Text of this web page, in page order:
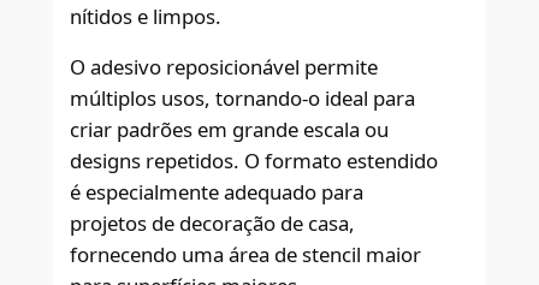
nítidos e limpos.
O adesivo reposicionável permite
múltiplos usos, tornando-o ideal para
criar padrões em grande escala ou
designs repetidos. O formato estendido
é especialmente adequado para
projetos de decoração de casa,
fornecendo uma área de stencil maior